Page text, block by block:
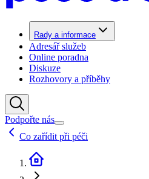
Rady a informace
Adresář služeb
Online poradna
Diskuze
Rozhovory a příběhy
Podpořte nás
Co zařídit při péči